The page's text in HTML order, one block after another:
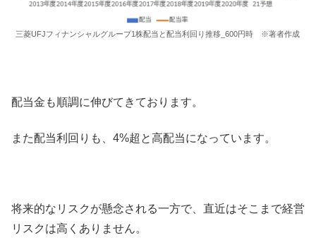
三菱UFJフィナンシャルグループ1株配当と配当利回り推移_600円時 ※著者作成
配当金も順調に伸びてきております。
また配当利回りも、4%超と高配当になっています。
将来的なリスクが懸念される一方で、直近はそこまで経営
リスクは高くありません。